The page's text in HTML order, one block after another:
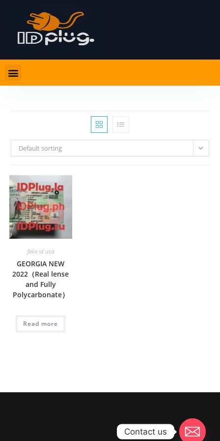
Default sorting
fake id usa
GEORGIA NEW
2022（Real lense
and Fully
Polycarbonate）
Read more
Contact us